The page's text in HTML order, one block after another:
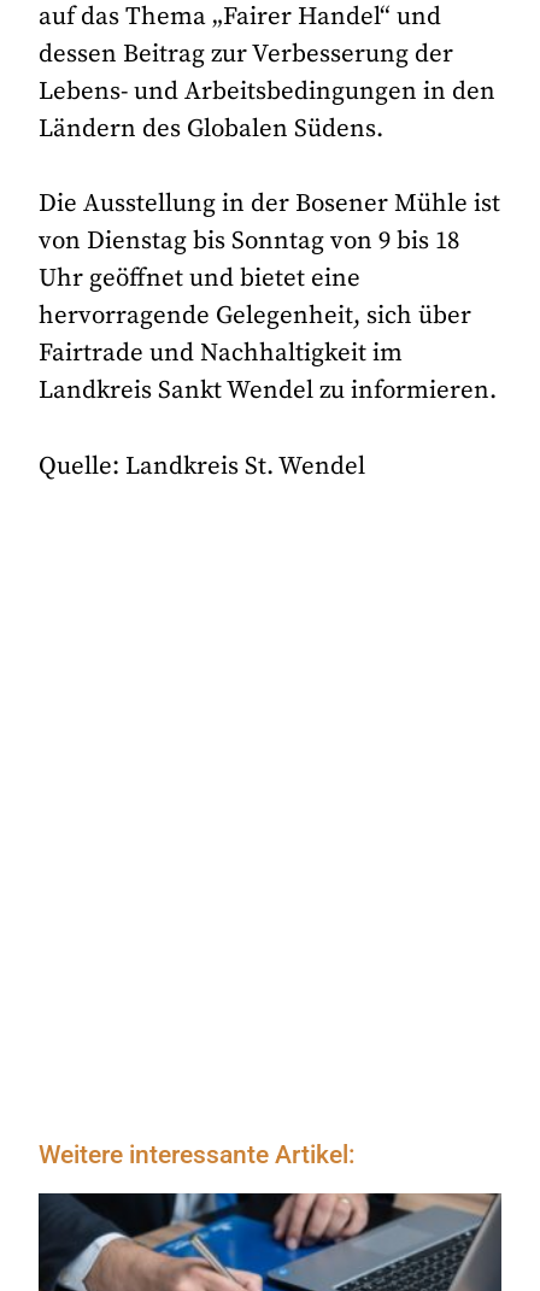
auf das Thema „Fairer Handel“ und
dessen Beitrag zur Verbesserung der
Lebens- und Arbeitsbedingungen in den
Ländern des Globalen Südens.
Die Ausstellung in der Bosener Mühle ist
von Dienstag bis Sonntag von 9 bis 18
Uhr geöffnet und bietet eine
hervorragende Gelegenheit, sich über
Fairtrade und Nachhaltigkeit im
Landkreis Sankt Wendel zu informieren.
Quelle: Landkreis St. Wendel
Weitere interessante Artikel: